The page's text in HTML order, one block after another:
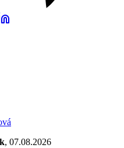
, 07.08.2026